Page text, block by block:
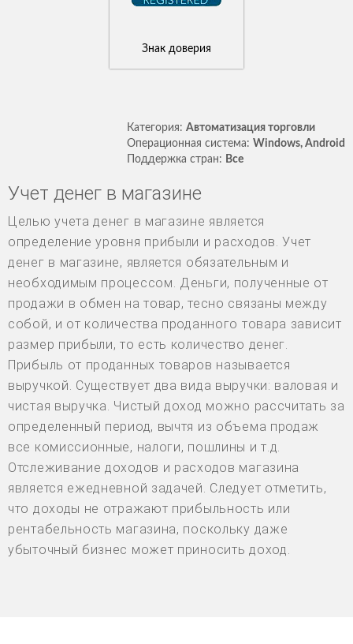
Знак доверия
Категория: Автоматизация торговли
Операционная система: Windows, Android
Поддержка стран: Все
Учет денег в магазине
Целью учета денег в магазине является
определение уровня прибыли и расходов. Учет
денег в магазине, является обязательным и
необходимым процессом. Деньги, полученные от
продажи в обмен на товар, тесно связаны между
собой, и от количества проданного товара зависит
размер прибыли, то есть количество денег.
Прибыль от проданных товаров называется
выручкой. Существует два вида выручки: валовая и
чистая выручка. Чистый доход можно рассчитать за
определенный период, вычтя из объема продаж
все комиссионные, налоги, пошлины и т.д.
Отслеживание доходов и расходов магазина
является ежедневной задачей. Следует отметить,
что доходы не отражают прибыльность или
рентабельность магазина, поскольку даже
убыточный бизнес может приносить доход.